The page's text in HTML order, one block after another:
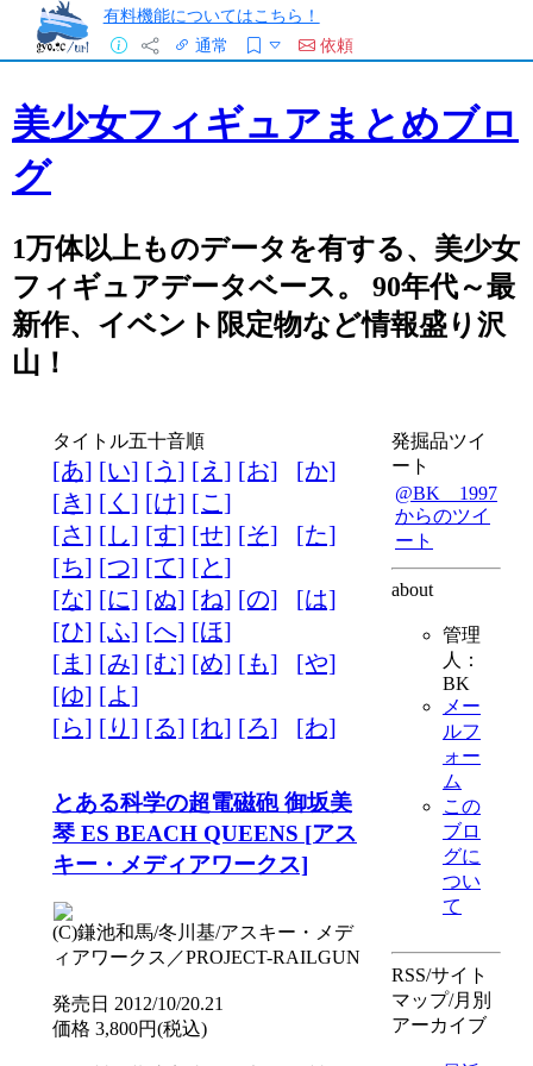
有料機能についてはこちら！
通常
依頼